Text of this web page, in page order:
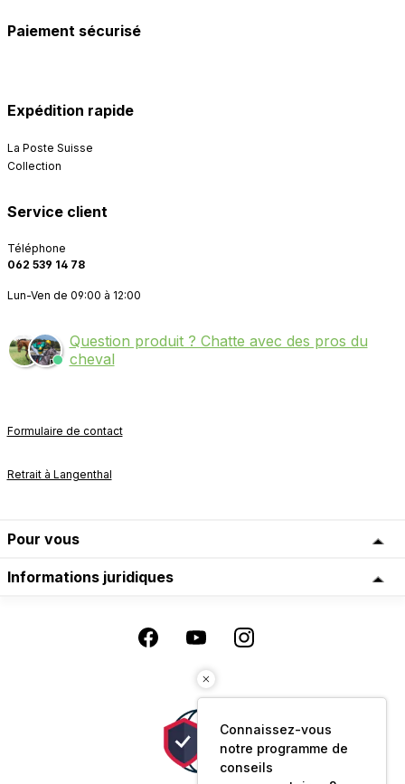
Paiement sécurisé
Expédition rapide
La Poste Suisse
Collection
Service client
Téléphone
062 539 14 78
Lun-Ven de 09:00 à 12:00
Question produit ? Chatte avec des pros du
cheval
Formulaire de contact
Retrait à Langenthal
Pour vous
Informations juridiques
Connaissez-vous
notre programme de
conseils